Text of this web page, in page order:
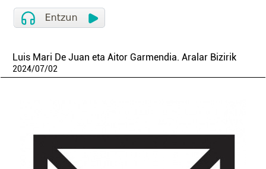
Luis Mari De Juan eta Aitor Garmendia. Aralar Bizirik
2024/07/02